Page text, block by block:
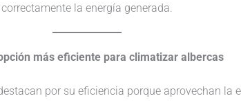
la energía generada.
más eficiente para climatizar albercas
por su eficiencia porque aprovechan la